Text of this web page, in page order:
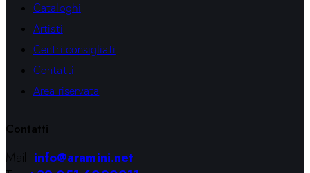
Cataloghi
Artisti
Centri consigliati
Contatti
Area riservata
Contatti
Mail:info@aramini.net